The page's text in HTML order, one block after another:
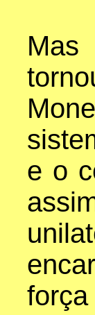
Mas
e o